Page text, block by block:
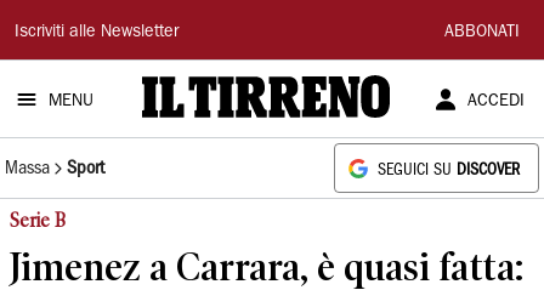
Il
Tirreno
Iscriviti alle Newsletter ABBONATI
MENU ACCEDI
Massa Sport SEGUICI SU DISCOVER
Serie B
Jimenez a Carrara, è quasi fatta: